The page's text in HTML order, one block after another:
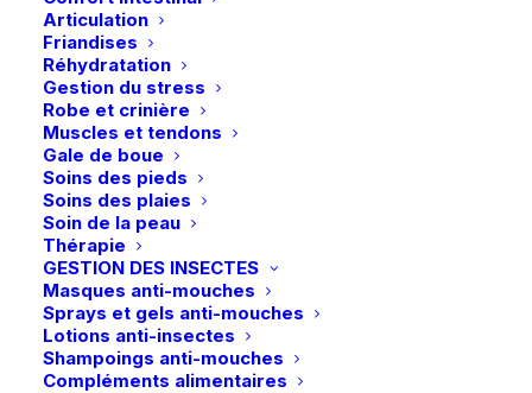
Articulation
Friandises
Réhydratation
Gestion du stress
Robe et crinière
Muscles et tendons
Gale de boue
Soins des pieds
Soins des plaies
Soin de la peau
Thérapie
GESTION DES INSECTES
Masques anti-mouches
Sprays et gels anti-mouches
Lotions anti-insectes
Shampoings anti-mouches
Compléments alimentaires
Livraison gratuite dès 99€
Paiements sécurisés
Visa – MasterCard – Bancontact